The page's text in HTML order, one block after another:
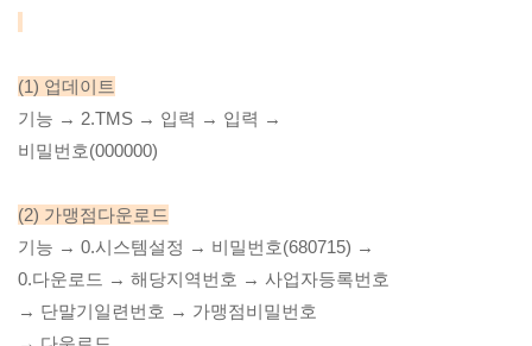
(1) 업데이트
기능 → 2.TMS → 입력 → 입력 →
비밀번호(000000)
(2) 가맹점다운로드
기능 → 0.시스템설정 → 비밀번호(680715) →
0.다운로드 → 해당지역번호 → 사업자등록번호
→ 단말기일련번호 → 가맹점비밀번호